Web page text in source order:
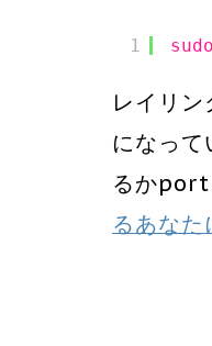
1 sudo
レイリ
になっ
るかport
るあなた